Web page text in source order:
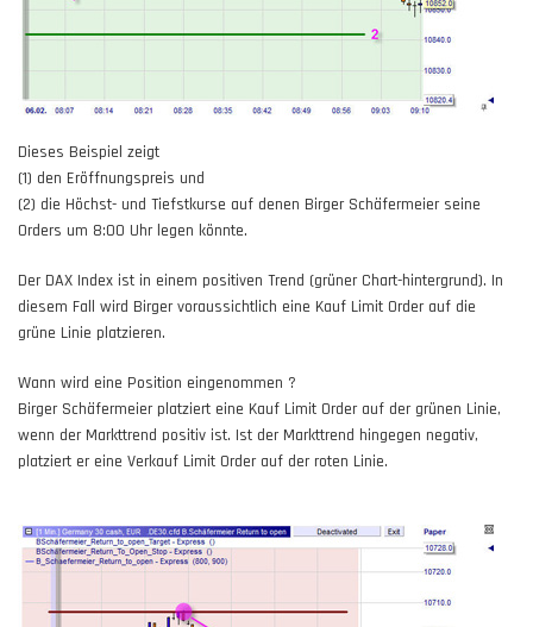
Dieses Beispiel zeigt
(1) den Eröffnungspreis und
(2) die Höchst- und Tiefstkurse auf denen Birger Schäfermeier seine
Orders um 8:00 Uhr legen könnte.
Der DAX Index ist in einem positiven Trend (grüner Chart-hintergrund). In
diesem Fall wird Birger voraussichtlich eine Kauf Limit Order auf die
grüne Linie platzieren.
Wann wird eine Position eingenommen ?
Birger Schäfermeier platziert eine Kauf Limit Order auf der grünen Linie,
wenn der Markttrend positiv ist. Ist der Markttrend hingegen negativ,
platziert er eine Verkauf Limit Order auf der roten Linie.